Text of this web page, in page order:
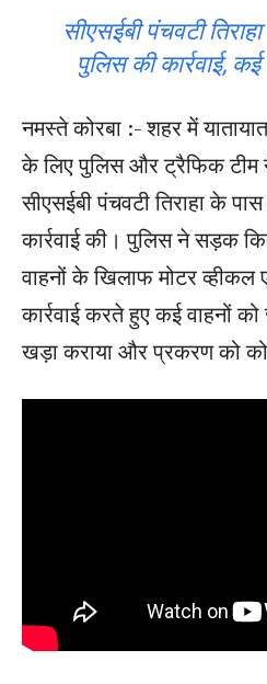
सीएसईबी पंचवटी
पुलिस की कार्रवाई,
नमस्ते कोरबा :- शहर में
के लिए पुलिस और ट्रैफिक टीम
सीएसईबी पंचवटी तिराहा के
कार्रवाई की। पुलिस ने सड़क
वाहनों के खिलाफ मोटर
कार्रवाई करते हुए कई वाहनों
खड़ा कराया और प्रकरण को